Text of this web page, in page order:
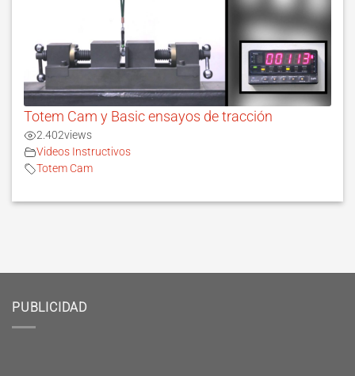
Totem Cam y Basic ensayos de tracción
2.402views
Videos Instructivos
Totem Cam
PUBLICIDAD